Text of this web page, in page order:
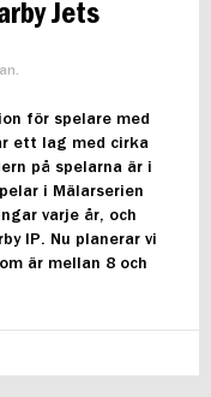
Jets
för spelare med
ett lag med cirka
på spelarna är i
i Mälarserien
varje år, och
IP. Nu planerar vi
är mellan 8 och